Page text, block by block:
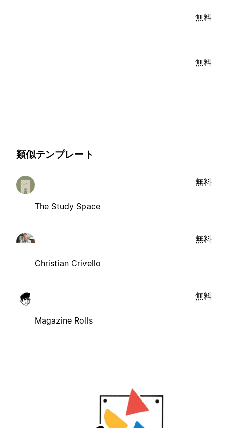
無料
無料
類似テンプレート
The Study Space
無料
Christian Crivello
無料
Magazine Rolls
無料